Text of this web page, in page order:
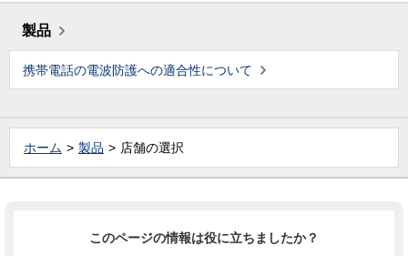
製品
携帯電話の電波防護への適合性について
ホーム 製品 店舗の選択
このページの情報は役に立ちましたか？